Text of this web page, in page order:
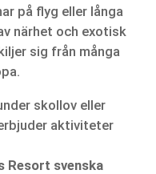
på flyg eller långa
närhet och exotisk
sig från många
skollov eller
aktiviteter
Resort svenska